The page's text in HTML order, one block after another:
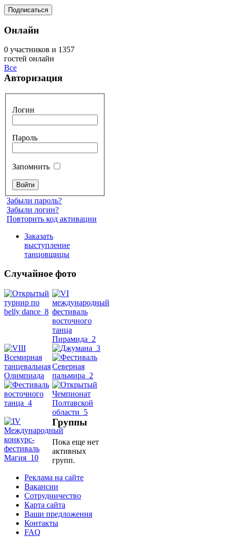
Онлайн
0 участников и 1357
гостей онлайн
Все
Авторизация
Логин
Пароль
Запомнить
Забыли пароль?
Забыли логин?
Повторить код активации
Заказать
выступление
танцовщицы
Случайное фото
Танец
Группы
Пока еще нет
активных
групп.
Реклама на сайте
Вакансии
Сотрудничество
Карта сайта
Ваши предложения
Контакты
FAQ